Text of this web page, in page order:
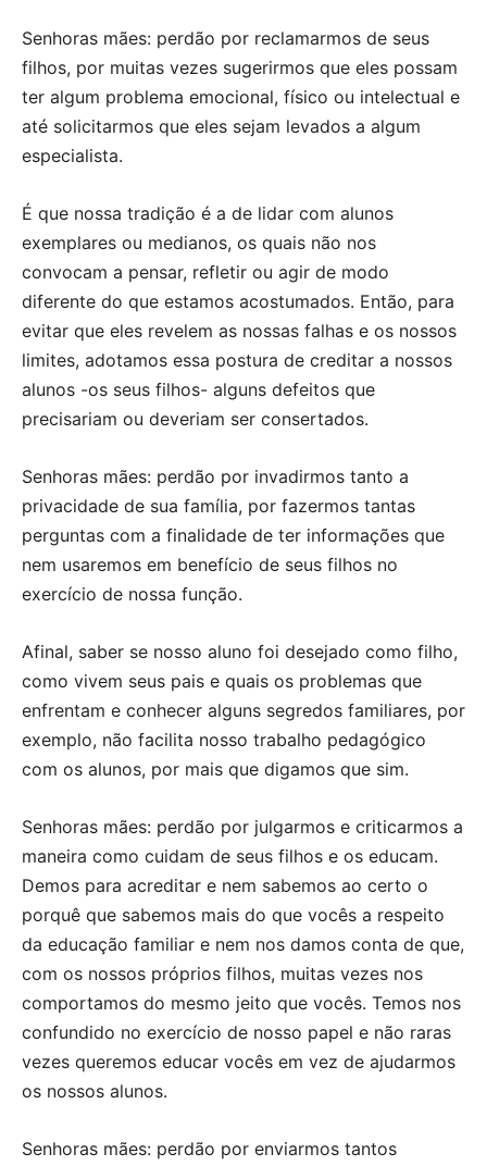
Senhoras mães: perdão por reclamarmos de seus
filhos, por muitas vezes sugerirmos que eles possam
ter algum problema emocional, físico ou intelectual e
até solicitarmos que eles sejam levados a algum
especialista.
É que nossa tradição é a de lidar com alunos
exemplares ou medianos, os quais não nos
convocam a pensar, refletir ou agir de modo
diferente do que estamos acostumados. Então, para
evitar que eles revelem as nossas falhas e os nossos
limites, adotamos essa postura de creditar a nossos
alunos -os seus filhos- alguns defeitos que
precisariam ou deveriam ser consertados.
Senhoras mães: perdão por invadirmos tanto a
privacidade de sua família, por fazermos tantas
perguntas com a finalidade de ter informações que
nem usaremos em benefício de seus filhos no
exercício de nossa função.
Afinal, saber se nosso aluno foi desejado como filho,
como vivem seus pais e quais os problemas que
enfrentam e conhecer alguns segredos familiares, por
exemplo, não facilita nosso trabalho pedagógico
com os alunos, por mais que digamos que sim.
Senhoras mães: perdão por julgarmos e criticarmos a
maneira como cuidam de seus filhos e os educam.
Demos para acreditar e nem sabemos ao certo o
porquê que sabemos mais do que vocês a respeito
da educação familiar e nem nos damos conta de que,
com os nossos próprios filhos, muitas vezes nos
comportamos do mesmo jeito que vocês. Temos nos
confundido no exercício de nosso papel e não raras
vezes queremos educar vocês em vez de ajudarmos
os nossos alunos.
Senhoras mães: perdão por enviarmos tantos